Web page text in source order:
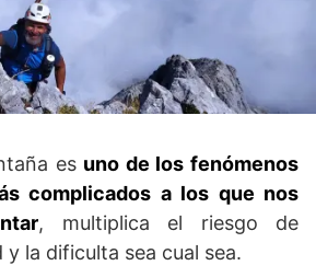
es uno de los fenómenos
complicados a los que nos
, multiplica el riesgo de
la dificulta sea cual sea.